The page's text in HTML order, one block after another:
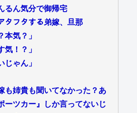
るん気分で御帰宅
タフタする弟嫁、旦那
本気？」
気！？」
じゃん」
も姉貴も聞いてなかった？あ
ーツカー』しか言ってないじ